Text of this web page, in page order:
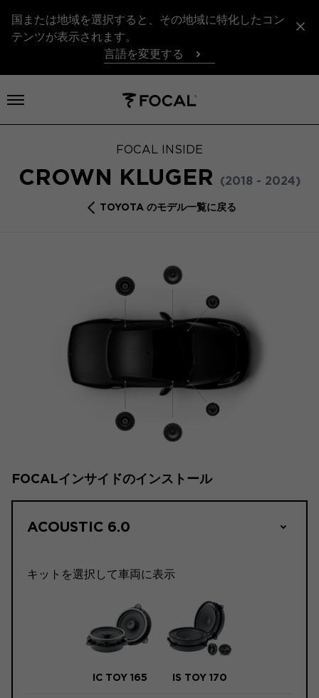
国または地域を選択すると、その地域に特化したコン
テンツが表示されます。
言語を変更する
メニューを開く
FOCAL INSIDE
CROWN KLUGER (2018 - 2024)
TOYOTA のモデル一覧に戻る
FOCALインサイドのインストール
ACOUSTIC 6.0
キットを選択して車両に表示
IC TOY 165 IS TOY 170